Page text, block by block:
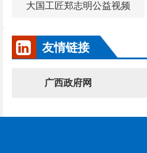
大国工匠郑志明公益视频
友情链接
广西政府网